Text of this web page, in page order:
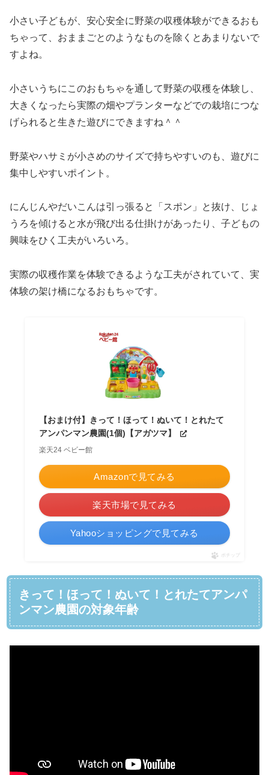
小さい子どもが、安心安全に野菜の収穫体験ができるおも
ちゃって、おままごとのようなものを除くとあまりないで
すよね。
小さいうちにこのおもちゃを通して野菜の収穫を体験し、
大きくなったら実際の畑やプランターなどでの栽培につな
げられると生きた遊びにできますね＾＾
野菜やハサミが小さめのサイズで持ちやすいのも、遊びに
集中しやすいポイント。
にんじんやだいこんは引っ張ると「スポン」と抜け、じょ
うろを傾けると水が飛び出る仕掛けがあったり、子どもの
興味をひく工夫がいろいろ。
実際の収穫作業を体験できるような工夫がされていて、実
体験の架け橋になるおもちゃです。
【おまけ付】きって！ほって！ぬいて！とれたて
アンパンマン農園(1個)【アガツマ】
楽天24 ベビー館
Amazonで見てみる
楽天市場で見てみる
Yahooショッピングで見てみる
ポチップ
きって！ほって！ぬいて！とれたてアンパ
ンマン農園の対象年齢